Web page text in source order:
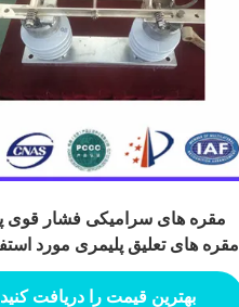
مقره های سرامیکی فشار قوی
مقره های تعلیق پلیمری مورد
سیستم های الکتریکی
بهترین قیمت را دریافت کنید